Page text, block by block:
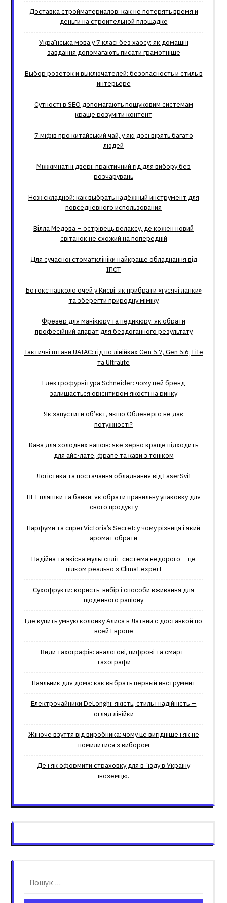
Доставка стройматериалов: как не потерять время и
деньги на строительной площадке
Українська мова у 7 класі без хаосу: як домашні
завдання допомагають писати грамотніше
Выбор розеток и выключателей: безопасность и стиль в
интерьере
Сутності в SEO допомагають пошуковим системам
краще розуміти контент
7 міфів про китайський чай, у які досі вірять багато
людей
Міжкімнатні двері: практичний гід для вибору без
розчарувань
Нож складной: как выбрать надёжный инструмент для
повседневного использования
Вілла Медова – острівець релаксу, де кожен новий
світанок не схожий на попередній
Для сучасної стоматклініки найкраще обладнання від
ІПСТ
Ботокс навколо очей у Києві: як прибрати «гусячі лапки»
та зберегти природну міміку
Фрезер для манікюру та педикюру: як обрати
професійний апарат для бездоганного результату
Тактичні штани UATAC: гід по лінійках Gen 5.7, Gen 5.6, Lite
та Ultralite
Електрофурнітура Schneider: чому цей бренд
залишається орієнтиром якості на ринку
Як запустити об’єкт, якщо Обленерго не дає
потужності?
Кава для холодних напоїв: яке зерно краще підходить
для айс-лате, фрапе та кави з тоніком
Логістика та постачання обладнання від LaserSvit
ПЕТ пляшки та банки: як обрати правильну упаковку для
свого продукту
Парфуми та спреї Victoria’s Secret: у чому різниця і який
аромат обрати
Надійна та якісна мультспліт-система недорого – це
цілком реально з Climat.еxpert
Сухофрукти: користь, вибір і способи вживання для
щоденного раціону
Где купить умную колонку Алиса в Латвии с доставкой по
всей Европе
Види тахографів: аналогові, цифрові та смарт-
тахографи
Паяльник для дома: как выбрать первый инструмент
Електрочайники DeLonghi: якість, стиль і надійність —
огляд лінійки
Жіноче взуття від виробника: чому це вигідніше і як не
помилитися з вибором
Де і як оформити страховку для вʼїзду в Україну
іноземцю.